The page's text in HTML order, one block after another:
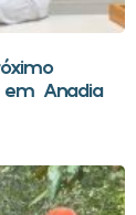
Anadia